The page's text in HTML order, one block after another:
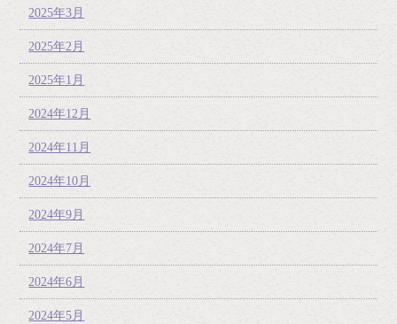
2025年3月
2025年2月
2025年1月
2024年12月
2024年11月
2024年10月
2024年9月
2024年7月
2024年6月
2024年5月